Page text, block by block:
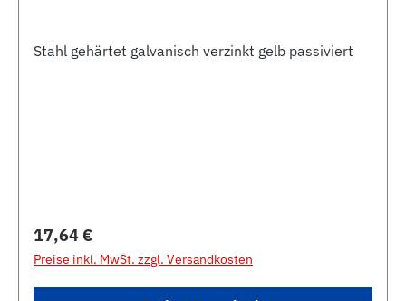
Stahl gehärtet galvanisch verzinkt gelb passiviert
Regulärer Preis:
17,64 €
Preise inkl. MwSt. zzgl. Versandkosten